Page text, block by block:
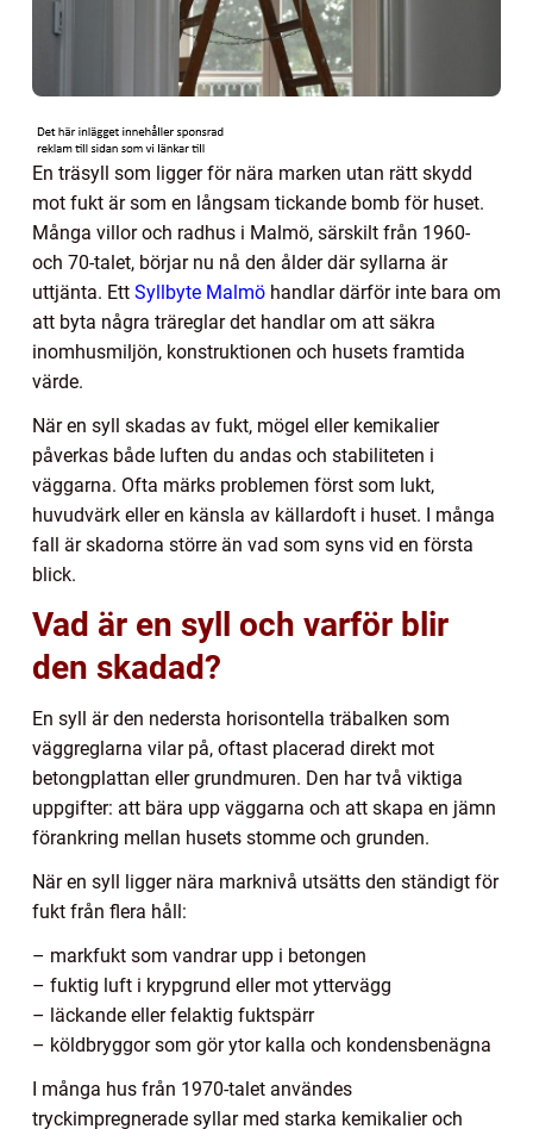
En träsyll som ligger för nära marken utan rätt skydd
mot fukt är som en långsam tickande bomb för huset.
Många villor och radhus i Malmö, särskilt från 1960-
och 70-talet, börjar nu nå den ålder där syllarna är
uttjänta. Ett Syllbyte Malmö handlar därför inte bara om
att byta några träreglar det handlar om att säkra
inomhusmiljön, konstruktionen och husets framtida
värde.
När en syll skadas av fukt, mögel eller kemikalier
påverkas både luften du andas och stabiliteten i
väggarna. Ofta märks problemen först som lukt,
huvudvärk eller en känsla av källardoft i huset. I många
fall är skadorna större än vad som syns vid en första
blick.
Vad är en syll och varför blir
den skadad?
En syll är den nedersta horisontella träbalken som
väggreglarna vilar på, oftast placerad direkt mot
betongplattan eller grundmuren. Den har två viktiga
uppgifter: att bära upp väggarna och att skapa en jämn
förankring mellan husets stomme och grunden.
När en syll ligger nära marknivå utsätts den ständigt för
fukt från flera håll:
– markfukt som vandrar upp i betongen
– fuktig luft i krypgrund eller mot yttervägg
– läckande eller felaktig fuktspärr
– köldbryggor som gör ytor kalla och kondensbenägna
I många hus från 1970-talet användes
tryckimpregnerade syllar med starka kemikalier och